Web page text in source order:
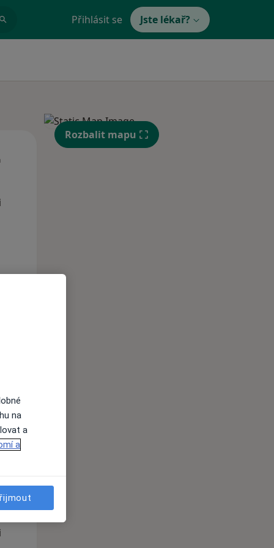
Přihlásit se Jste lékař?
Čt Pá
12 Srpen
Rozbalit mapu
na
a
a